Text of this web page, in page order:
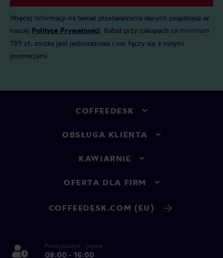
Więcej informacji na temat przetwarzania danych znajdziesz w
naszej Polityce Prywatności . Rabat przy zakupach za minimum
199 zł, zniżka jest jednorazowa i nie łączy się z innymi
promocjami.
COFFEEDESK
OBSŁUGA KLIENTA
KAWIARNIE
OFERTA DLA FIRM
COFFEEDESK.COM (EU)
Poniedziałek - piątek
08:00 - 16:00